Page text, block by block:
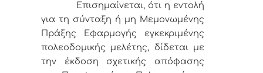
Επισημαίνεται, ότι η εντολή
για τη σύνταξη ή μη Μεμονωμένης
Πράξης Εφαρμογής εγκεκριμένης
πολεοδομικής μελέτης, δίδεται με
την έκδοση σχετικής απόφασης